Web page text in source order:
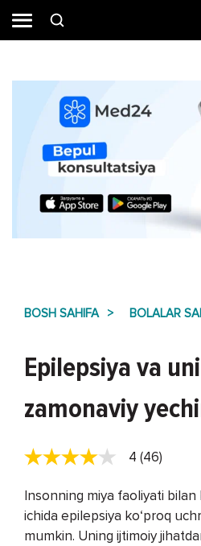
BOSH SAHIFA BOLALAR
Epilepsiya va
zamonaviy
4 (46)
Insonning miya faoliyati bilan
ichida epilepsiya ko‘proq
mumkin. Uning ijtimoiy